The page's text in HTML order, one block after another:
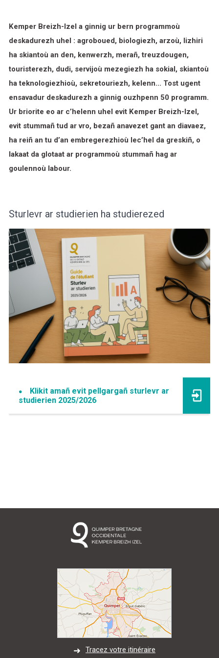
Kemper Breizh-Izel a ginnig ur bern programmoù
deskadurezh uhel : agroboued, biologiezh, arzoù, lizhiri
ha skiantoù an den, kenwerzh, merañ, treuzdougen,
touristerezh, dudi, servijoù mezegiezh ha sokial, skiantoù
ha teknologiezhioù, sekretouriezh, kelenn... Tost ugent
ensavadur deskadurezh a ginnig ouzhpenn 50 programm.
Ur briorite eo ar c’helenn uhel evit Kemper Breizh-Izel,
evit stummañ tud ar vro, bezañ anavezet gant an diavaez,
ha reiñ an tu d’an embregerezhioù lec’hel da greskiñ, o
lakaat da glotaat ar programmoù stummañ hag ar
goulennoù labour.
Sturlevr ar studierien ha studierezed
Klikit amañ evit pellgargañ sturlevr ar
studierien 2025/2026
Tracez votre itinéraire